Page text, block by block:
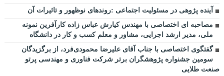
آینده پژوهی در مسئولیت اجتماعی :روندهای نوظهور و تاثیرات آن
مصاحبه ای اختصاصی با مهندس کیارش عباس زاده کارآفرین نمونه
ملی، مدیر ارشد اجرایی، مشاور و معلم کسب و کار در دانشگاه
گفتگوی اختصاصی با جناب آقای علیرضا محمودی‌فرد، از برگزیدگان
سومین جشنواره پژوهشگران برتر شرکت فناوری و مهندسی پرتو
صنعت طلایی